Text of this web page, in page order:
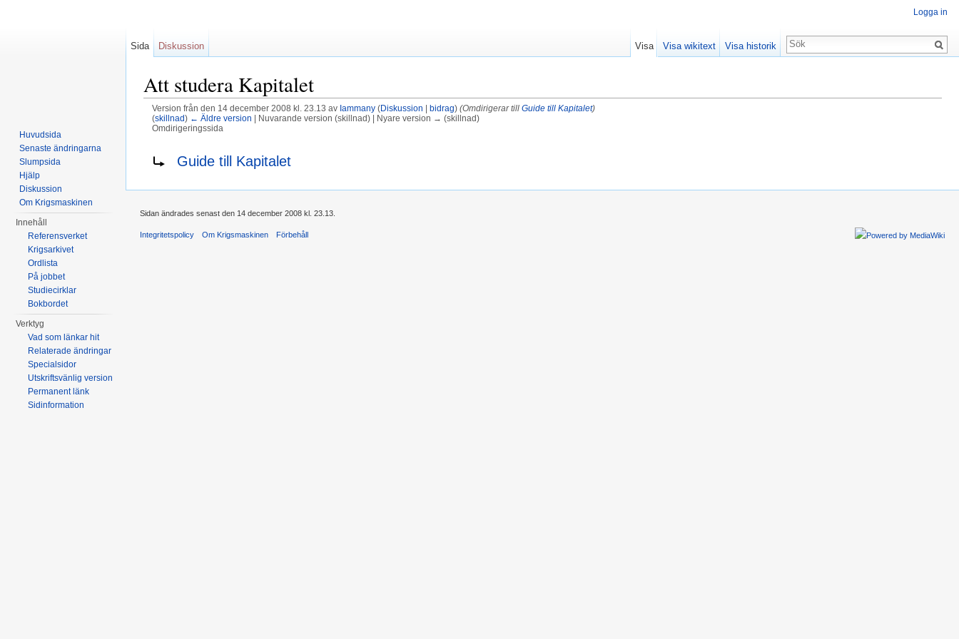
Att studera Kapitalet
Version från den 14 december 2008 kl. 23.13 av Iammany (Diskussion bidrag) (Omdirigerar till Guide till Kapitalet)
(skillnad) ← Äldre version | Nuvarande version (skillnad) | Nyare version → (skillnad)
Omdirigeringssida
Omdirigering till:
Guide till Kapitalet
Logga in
Sida Diskussion Visa Visa wikitext Visa historik
Huvudsida
Senaste ändringarna
Slumpsida
Hjälp
Diskussion
Om Krigsmaskinen
Innehåll
Referensverket
Krigsarkivet
Ordlista
På jobbet
Studiecirklar
Bokbordet
Verktyg
Vad som länkar hit
Relaterade ändringar
Specialsidor
Utskriftsvänlig version
Permanent länk
Sidinformation
Sidan ändrades senast den 14 december 2008 kl. 23.13.
Integritetspolicy Om Krigsmaskinen Förbehåll